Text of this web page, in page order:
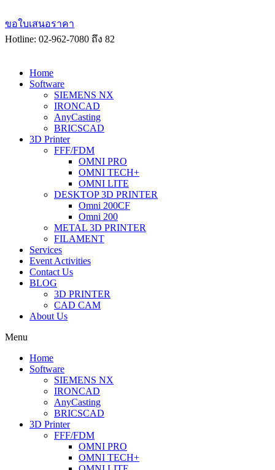
to
content
ขอใบเสนอราคา
Hotline: 02-962-7080 ถึง 82
Home
Software
SIEMENS NX
IRONCAD
AnyCasting
BRICSCAD
3D Printer
FFF/FDM
OMNI PRO
OMNI TECH+
OMNI LITE
DESKTOP 3D PRINTER
Omni 200CF
Omni 200
METAL 3D PRINTER
FILAMENT
Services
Event Activities
Contact Us
BLOG
3D PRINTER
CAD CAM
About Us
Menu
Home
Software
SIEMENS NX
IRONCAD
AnyCasting
BRICSCAD
3D Printer
FFF/FDM
OMNI PRO
OMNI TECH+